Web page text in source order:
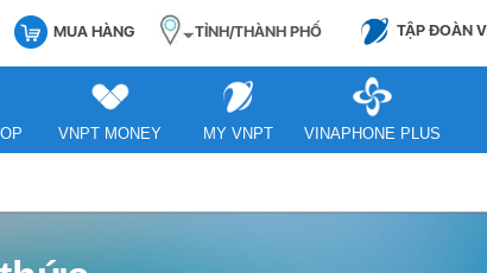
MUA HÀNG TỈNH/THÀNH PHỐ TẬP ĐOÀN
VNPT MONEY MY VNPT VINAPHONE PLUS